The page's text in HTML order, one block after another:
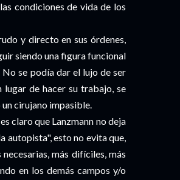
condiciones de vida de los
y directo en sus órdenes,
siendo una figura funcional
se podía dar el lujo de ser
lugar de hacer su trabajo, se
cirujano impasible.
claro que Lanzmann no deja
autopista", esto no evita que,
más difíciles, más
en los demás campos y/o